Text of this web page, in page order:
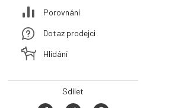
Porovnání
Dotaz prodejci
Hlídání
Sdílet